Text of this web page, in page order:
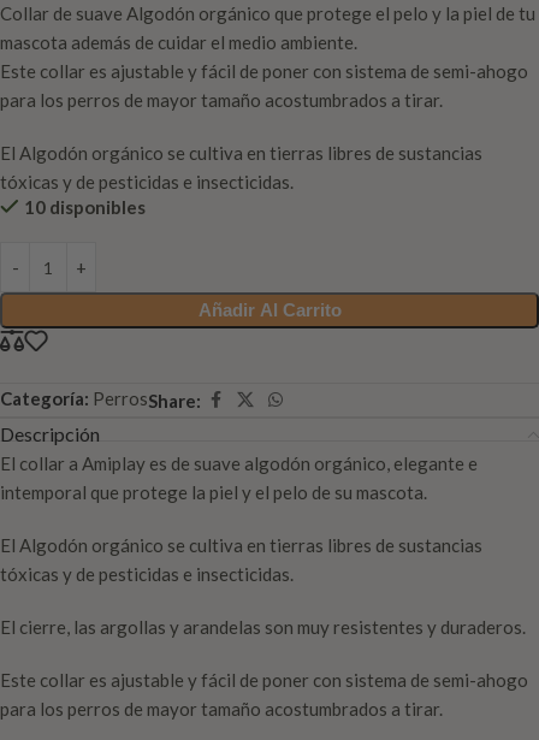
Collar de suave Algodón orgánico que protege el pelo y la piel de tu
mascota además de cuidar el medio ambiente.
Este collar es ajustable y fácil de poner con sistema de semi-ahogo
para los perros de mayor tamaño acostumbrados a tirar.
El Algodón orgánico se cultiva en tierras libres de sustancias
tóxicas y de pesticidas e insecticidas.
10 disponibles
Añadir Al Carrito
Categoría: PerrosShare:
Descripción
El collar a Amiplay es de suave algodón orgánico, elegante e
intemporal que protege la piel y el pelo de su mascota.
El Algodón orgánico se cultiva en tierras libres de sustancias
tóxicas y de pesticidas e insecticidas.
El cierre, las argollas y arandelas son muy resistentes y duraderos.
Este collar es ajustable y fácil de poner con sistema de semi-ahogo
para los perros de mayor tamaño acostumbrados a tirar.